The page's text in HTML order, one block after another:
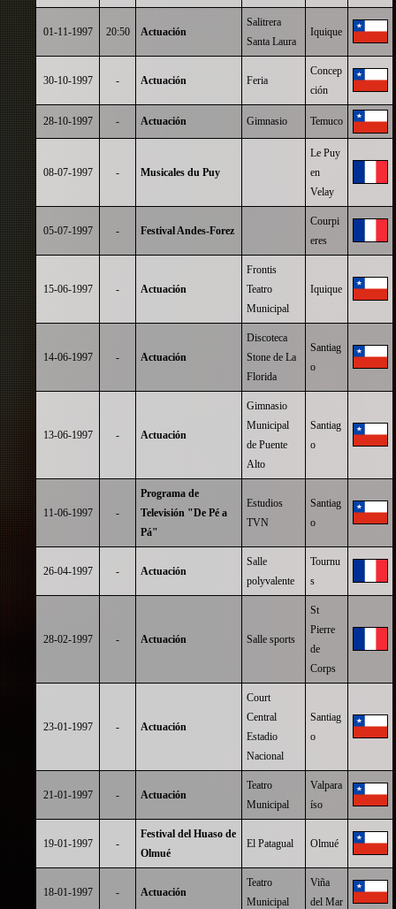
01-11-1997 20:50 Actuación
Salitrera
Santa Laura
Iquique
30-10-1997 - Actuación Feria
Concep
ción
28-10-1997 - Actuación Gimnasio Temuco
08-07-1997 - Musicales du Puy
Le Puy
en
Velay
05-07-1997 - Festival Andes-Forez
Courpi
eres
15-06-1997 - Actuación
Frontis
Teatro
Municipal
Iquique
14-06-1997 - Actuación
Discoteca
Stone de La
Florida
Santiag
o
13-06-1997 - Actuación
Gimnasio
Municipal
de Puente
Alto
Santiag
o
11-06-1997 -
Programa de
Televisión "De Pé a
Pá"
Estudios
TVN
Santiag
o
26-04-1997 - Actuación
Salle
polyvalente
Tournu
s
28-02-1997 - Actuación Salle sports
St
Pierre
de
Corps
23-01-1997 - Actuación
Court
Central
Estadio
Nacional
Santiag
o
21-01-1997 - Actuación
Teatro
Municipal
Valpara
íso
19-01-1997 -
Festival del Huaso de
Olmué
El Patagual Olmué
18-01-1997 - Actuación
Teatro
Municipal
Viña
del Mar